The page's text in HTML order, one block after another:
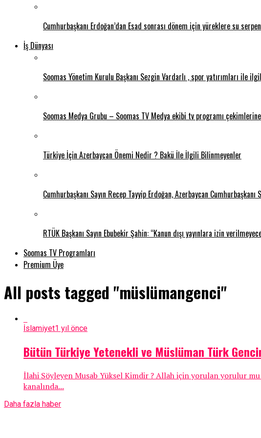
Cumhurbaşkanı Erdoğan’dan Esad sonrası dönem için yüreklere su
İş Dünyası
Soomas Yönetim Kurulu Başkanı Sezgin Vardarlı , spor yatırımları ile
Soomas Medya Grubu – Soomas TV Medya ekibi tv programı
Türkiye İçin Azerbaycan Önemi Nedir ? Bakü İle İlgili Bilinmeyenler
Cumhurbaşkanı Sayın Recep Tayyip Erdoğan, Azerbaycan
RTÜK Başkanı Sayın Ebubekir Şahin: “Kanun dışı yayınlara izin
Soomas TV Programları
Premium Üye
All posts tagged "müslümangenci"
İslamiyet1 yıl önce
Bütün Türkiye Yetenekli ve Müslüman Türk
İlahi Söyleyen Musab Yüksel Kimdir ? Allah için yorulan yorulur mu
kanalında...
Daha fazla haber